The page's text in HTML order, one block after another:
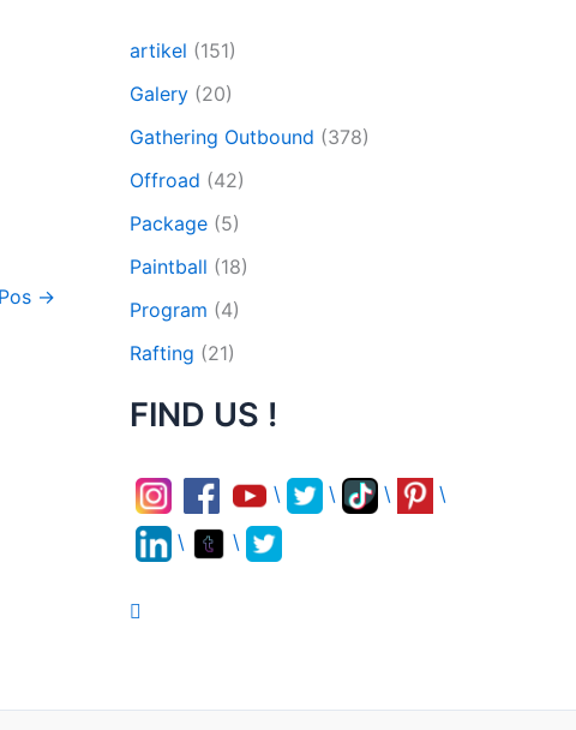
→
artikel (151)
Galery (20)
Gathering Outbound (378)
Offroad (42)
Package (5)
Paintball (18)
Program (4)
Rafting (21)
FIND US !
\ \ \
\
\
\